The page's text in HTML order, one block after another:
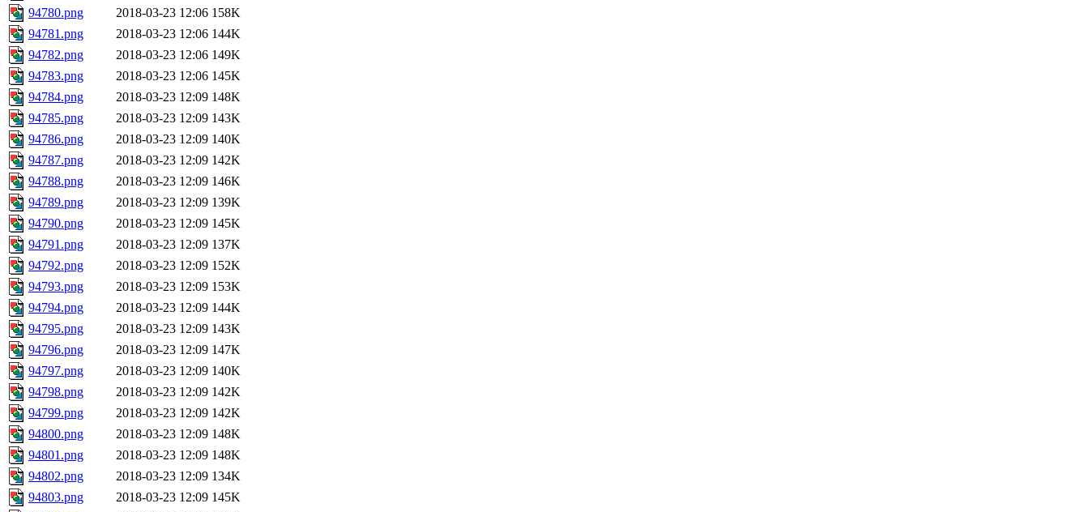
94780.png
2018-03-23 12:06 158K
94781.png
2018-03-23 12:06 144K
94782.png
2018-03-23 12:06 149K
94783.png
2018-03-23 12:06 145K
94784.png
2018-03-23 12:09 148K
94785.png
2018-03-23 12:09 143K
94786.png
2018-03-23 12:09 140K
94787.png
2018-03-23 12:09 142K
94788.png
2018-03-23 12:09 146K
94789.png
2018-03-23 12:09 139K
94790.png
2018-03-23 12:09 145K
94791.png
2018-03-23 12:09 137K
94792.png
2018-03-23 12:09 152K
94793.png
2018-03-23 12:09 153K
94794.png
2018-03-23 12:09 144K
94795.png
2018-03-23 12:09 143K
94796.png
2018-03-23 12:09 147K
94797.png
2018-03-23 12:09 140K
94798.png
2018-03-23 12:09 142K
94799.png
2018-03-23 12:09 142K
94800.png
2018-03-23 12:09 148K
94801.png
2018-03-23 12:09 148K
94802.png
2018-03-23 12:09 134K
94803.png
2018-03-23 12:09 145K